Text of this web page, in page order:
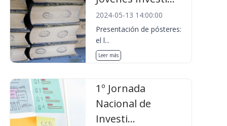
2024-05-13 14:00:00
Presentación de pósteres:
el l...
Leer más
1º Jornada
Nacional de
Investi...